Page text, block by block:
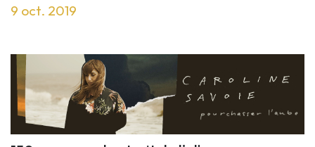
9 oct. 2019